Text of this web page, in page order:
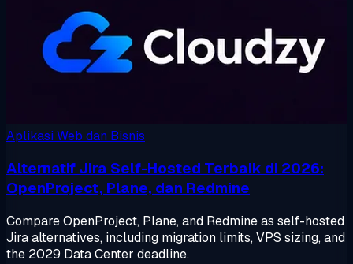
Aplikasi Web dan Bisnis
Alternatif Jira Self-Hosted Terbaik di 2026:
OpenProject, Plane, dan Redmine
Compare OpenProject, Plane, and Redmine as self-hosted
Jira alternatives, including migration limits, VPS sizing, and
the 2029 Data Center deadline.